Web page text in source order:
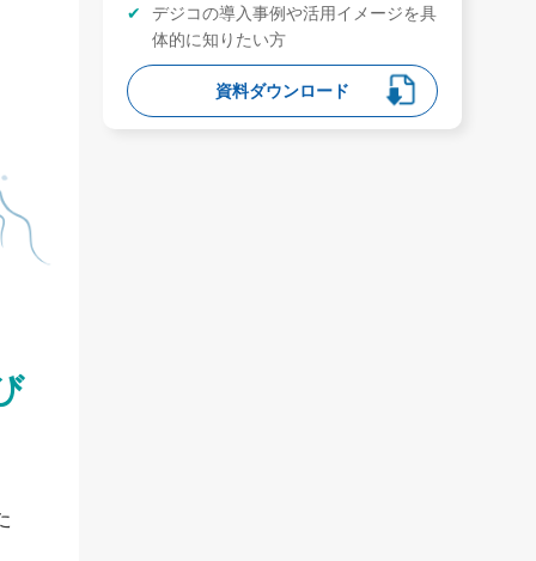
デジコの導入事例や活用イメージを具
体的に知りたい方
資料ダウンロード